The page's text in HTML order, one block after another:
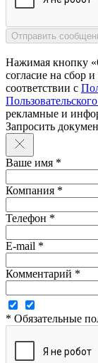
Нажимая кнопку
согласие на сбор
соответствии с
рекламные и
Запросить
Ваше имя *
Компания *
Телефон *
E-mail *
Комментарий *
* Обязательные